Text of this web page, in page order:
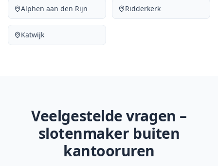
Alphen aan den Rijn Ridderkerk
Katwijk
Veelgestelde vragen –
slotenmaker buiten
kantooruren